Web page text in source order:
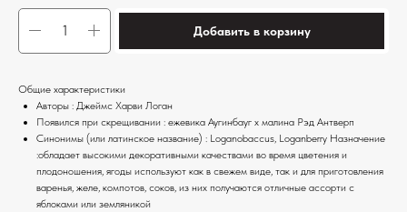
Добавить в корзину
Общие характеристики
Авторы : Джеймс Харви Логан
Появился при скрещивании : ежевика Аугинбауг х малина Рэд Антверп
Синонимы (или латинское название) : Loganobaccus, Loganberry Назначение
:обладает высокими декоративными качествами во время цветения и
плодоношения, ягоды используют как в свежем виде, так и для приготовления
варенья, желе, компотов, соков, из них получаются отличные ассорти с
яблоками или земляникой